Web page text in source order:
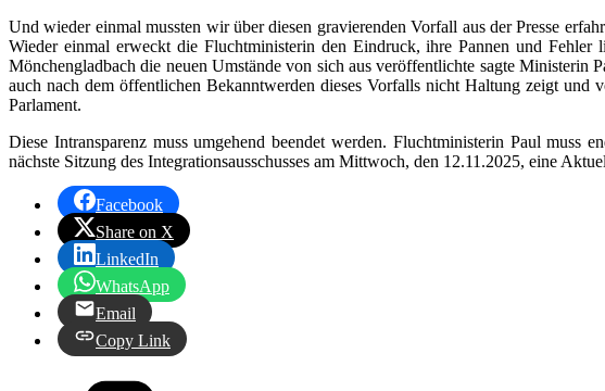
Und wieder einmal mussten wir über diesen gravierenden Vorfall aus der Presse
Wieder einmal erweckt die Fluchtministerin den Eindruck, ihre Pannen und
Mönchengladbach die neuen Umstände von sich aus veröffentlichte sagte Ministerin
auch nach dem öffentlichen Bekanntwerden dieses Vorfalls nicht Haltung zeigt und
Parlament.
Diese Intransparenz muss umgehend beendet werden. Fluchtministerin Paul
nächste Sitzung des Integrationsausschusses am Mittwoch, den 12.11.2025, eine
Facebook
Share on X
LinkedIn
WhatsApp
Email
Copy Link